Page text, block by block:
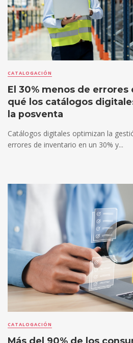
CATALOGACIÓN
El 30% menos de
qué los catálogos
la posventa
Catálogos digitales optimizan la
errores de inventario en un 30% y...
CATALOGACIÓN